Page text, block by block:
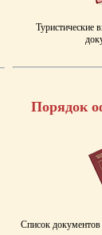
Туристические
Порядок
Список документов